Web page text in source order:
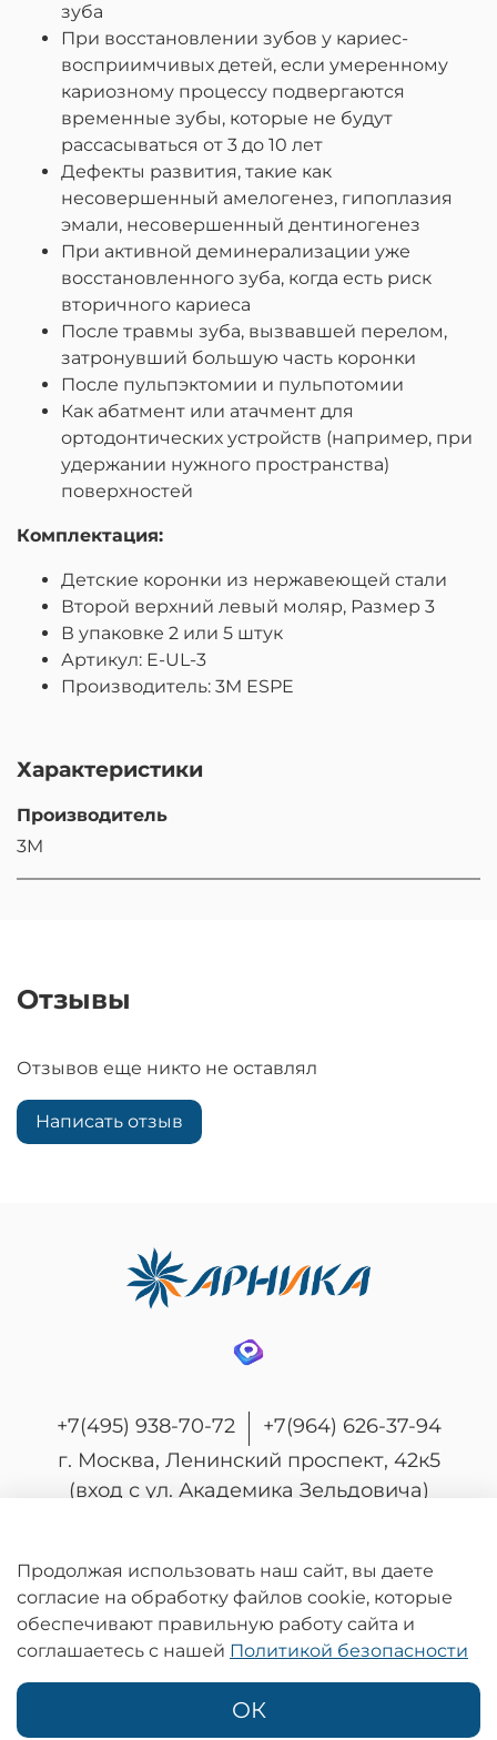
зуба
При восстановлении зубов у кариес-
восприимчивых детей, если умеренному
кариозному процессу подвергаются
временные зубы, которые не будут
рассасываться от 3 до 10 лет
Дефекты развития, такие как
несовершенный амелогенез, гипоплазия
эмали, несовершенный дентиногенез
При активной деминерализации уже
восстановленного зуба, когда есть риск
вторичного кариеса
После травмы зуба, вызвавшей перелом,
затронувший большую часть коронки
После пульпэктомии и пульпотомии
Как абатмент или атачмент для
ортодонтических устройств (например, при
удержании нужного пространства)
поверхностей
Комплектация:
Детские коронки из нержавеющей стали
Второй верхний левый моляр, Размер 3
В упаковке 2 или 5 штук
Артикул: E-UL-3
Производитель: 3M ESPE
Характеристики
Производитель
3M
Отзывы
Отзывов еще никто не оставлял
Написать отзыв
+7(495) 938-70-72
+7(964) 626-37-94
г. Москва, Ленинский проспект, 42к5
(вход с ул. Академика Зельдовича)
© 2026 Любое использование контента без
письменного разрешения запрещено
Информация на сайте носит информационный характер и не является
Гражданского кодекса Российской Федерации.
Политика конфиденциальности
Продолжая использовать наш сайт, вы даете
согласие на обработку файлов cookie, которые
обеспечивают правильную работу сайта и
соглашаетесь с нашей Политикой безопасности
ОК